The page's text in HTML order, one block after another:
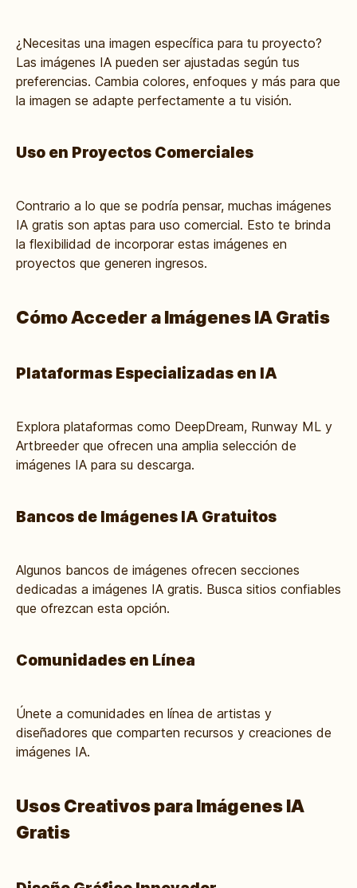
¿Necesitas una imagen específica para tu proyecto?
Las imágenes IA pueden ser ajustadas según tus
preferencias. Cambia colores, enfoques y más para que
la imagen se adapte perfectamente a tu visión.
Uso en Proyectos Comerciales
Contrario a lo que se podría pensar, muchas imágenes
IA gratis son aptas para uso comercial. Esto te brinda
la flexibilidad de incorporar estas imágenes en
proyectos que generen ingresos.
Cómo Acceder a Imágenes IA Gratis
Plataformas Especializadas en IA
Explora plataformas como DeepDream, Runway ML y
Artbreeder que ofrecen una amplia selección de
imágenes IA para su descarga.
Bancos de Imágenes IA Gratuitos
Algunos bancos de imágenes ofrecen secciones
dedicadas a imágenes IA gratis. Busca sitios confiables
que ofrezcan esta opción.
Comunidades en Línea
Únete a comunidades en línea de artistas y
diseñadores que comparten recursos y creaciones de
imágenes IA.
Usos Creativos para Imágenes IA
Gratis